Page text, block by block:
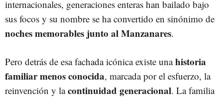
internacionales, generaciones enteras han bailado bajo
sus focos y su nombre se ha convertido en sinónimo de
noches memorables junto al Manzanares.
Pero detrás de esa fachada icónica existe unahistoria
familiar menos conocida, marcada por el esfuerzo, la
reinvención y lacontinuidad generacional. La familia